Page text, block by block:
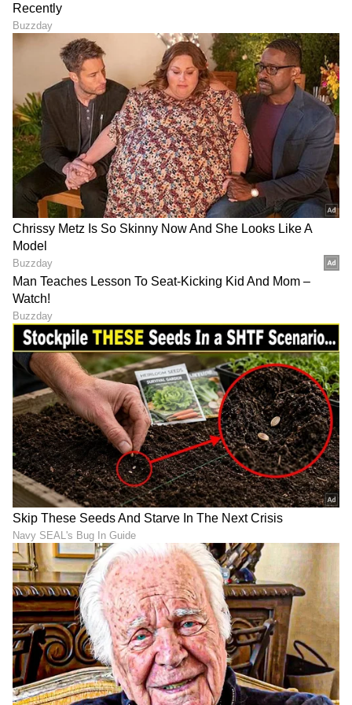
ಸಂಪೂರ್ಣ ಮಾಹಿತಿ ಒಂದೇ ಕ್ಲಿಕ್‌ನಲ್ಲಿ ಲಭ್ಯ. ಏಷ್ಯಾನೆಟ್
ಸುವರ್ಣ ನ್ಯೂಸ್ ಅಧಿಕೃತ ಆ್ಯಪ್ ಡೌನ್‌ಲೋಡ್ ಮಾಡಿ
ಹಾಗು ಎಲ್ಲಾ ಅಪ್‌ಡೇಟ್ ಗಳನ್ನು ಪಡೆಯಿರಿ.
ABOUT THE AUTHOR
SN Suvarna News
ಜಿಪಿಎಸ್ ಗೂಗಲ್
Published :Nov 29 2023, 04:59 PM IST
DOWNLOAD APP
RECOMMENDED STORIES